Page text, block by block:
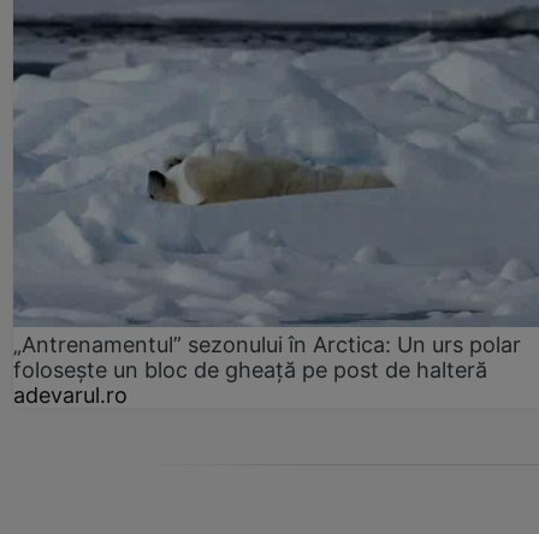
„Antrenamentul” sezonului în Arctica: Un urs polar
folosește un bloc de gheață pe post de halteră
adevarul.ro